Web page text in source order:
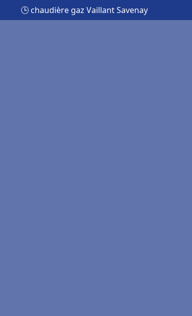
🕒 chaudière gaz Vaillant Savenay